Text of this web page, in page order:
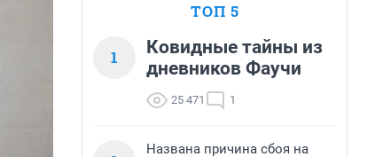
ТОП 5
1
Ковидные тайны из
дневников Фаучи
25 471 1
Названа причина сбоя на